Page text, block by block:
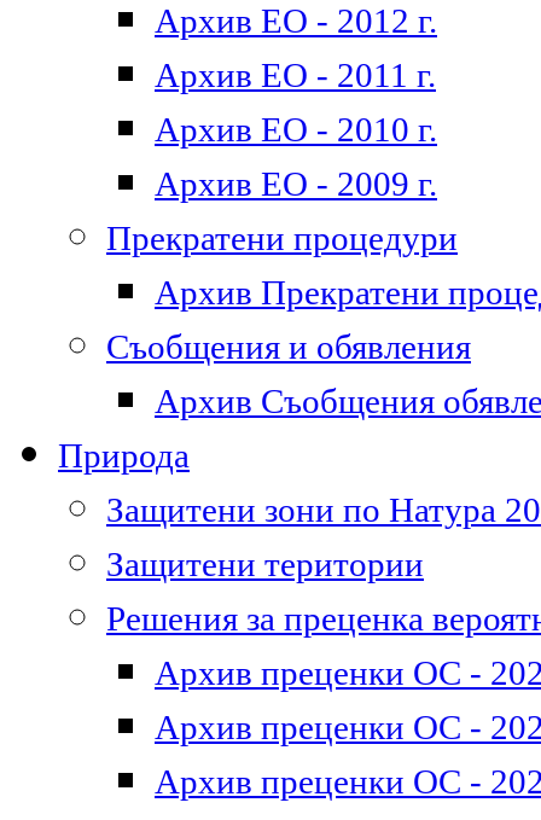
Архив ЕО - 2012 г.
Архив ЕО - 2011 г.
Архив ЕО - 2010 г.
Архив ЕО - 2009 г.
Прекратени процедури
Архив Прекратени
Съобщения и обявления
Архив Съобщения
Природа
Защитени зони по Натура
Защитени територии
Решения за преценка
Архив преценки ОС -
Архив преценки ОС -
Архив преценки ОС -